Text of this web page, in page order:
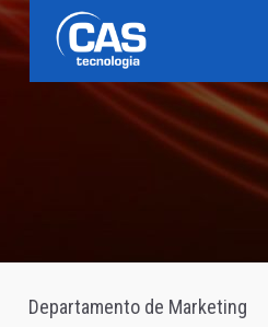
Departamento de Marketing